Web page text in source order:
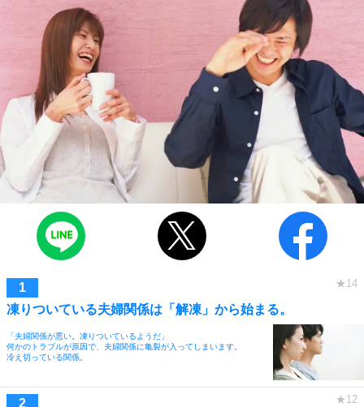
凍りついている夫婦関係は「解凍」から始まる。
「夫婦関係が悪い。凍りついているようだ」
何かのトラブルが原因で、夫婦関係に亀裂が入ってしまいます。
冷え切っている関係。